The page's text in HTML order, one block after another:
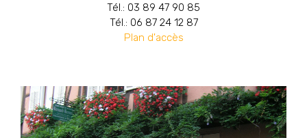
Tél.: 03 89 47 90 85
Tél.: 06 87 24 12 87
Plan d'accès